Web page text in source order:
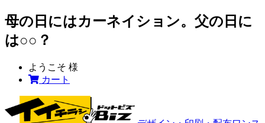
母の日にはカーネイション。父の日に
は○○？
ようこそ 様
カート